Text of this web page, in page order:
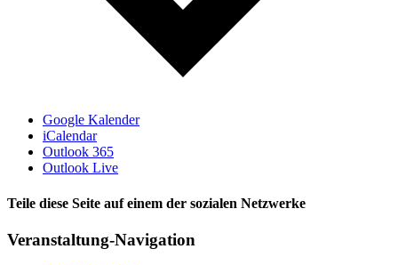
Google Kalender
iCalendar
Outlook 365
Outlook Live
Teile diese Seite auf einem der sozialen Netzwerke
Veranstaltung-Navigation